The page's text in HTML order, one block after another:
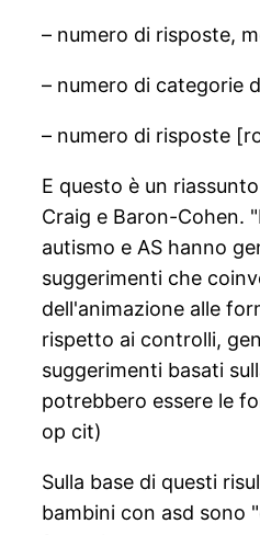
– numero di risposte,
– numero di categorie
– numero di risposte
E questo è un
Craig e Baron-Cohen.
autismo e AS hanno
suggerimenti che
dell'animazione alle
rispetto ai controlli,
suggerimenti basati
potrebbero essere le
op cit)
Sulla base di questi
bambini con asd sono